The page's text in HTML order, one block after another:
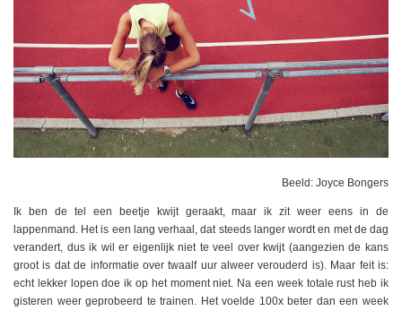
Beeld: Joyce Bongers
Ik ben de tel een beetje kwijt geraakt, maar ik zit weer eens in de
lappenmand. Het is een lang verhaal, dat steeds langer wordt en met de dag
verandert, dus ik wil er eigenlijk niet te veel over kwijt (aangezien de kans
groot is dat de informatie over twaalf uur alweer verouderd is). Maar feit is:
echt lekker lopen doe ik op het moment niet. Na een week totale rust heb ik
gisteren weer geprobeerd te trainen. Het voelde 100x beter dan een week